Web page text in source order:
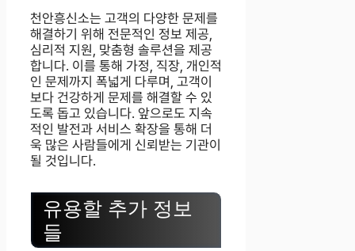
천안흥신소는 고객의 다양한 문제를
해결하기 위해 전문적인 정보 제공,
심리적 지원, 맞춤형 솔루션을 제공
합니다. 이를 통해 가정, 직장, 개인적
인 문제까지 폭넓게 다루며, 고객이
보다 건강하게 문제를 해결할 수 있
도록 돕고 있습니다. 앞으로도 지속
적인 발전과 서비스 확장을 통해 더
욱 많은 사람들에게 신뢰받는 기관이
될 것입니다.
유용할 추가 정보
들